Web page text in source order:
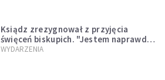
Ksiądz zrezygnował z przyjęcia
święceń biskupich. "Jestem naprawdę
niegodny"
WYDARZENIA